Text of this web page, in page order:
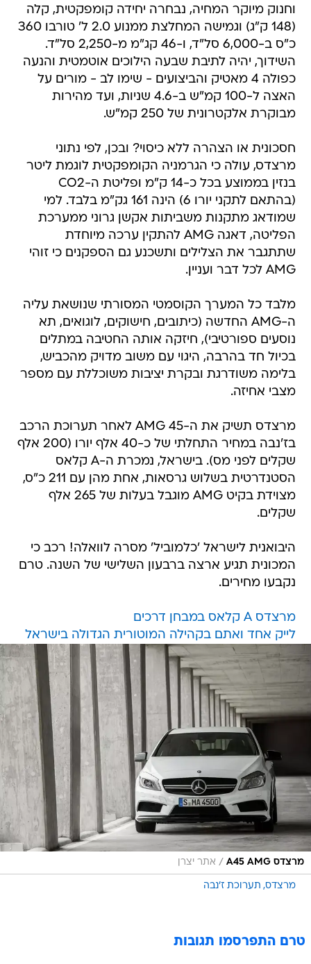
וחנוק מיוקר המחיה, נבחרה יחידה קומפקטית, קלה
(148 ק"ג) וגמישה המחלצת ממנוע 2.0 ל' טורבו 360
כ"ס ב-6,000 סל"ד, ו-46 קג"מ מ-2,250 סל"ד.
השידוך, יהיה לתיבת שבעה הילוכים אוטמטית והנעה
כפולה 4 מאטיק והביצועים - שימו לב - מורים על
האצה ל-100 קמ"ש ב-4.6 שניות, ועד מהירות
מבוקרת אלקטרונית של 250 קמ"ש.
חסכונית או הצהרה ללא כיסוי? ובכן, לפי נתוני
מרצדס, עולה כי הגרמניה הקומפקטית לוגמת ליטר
בנזין בממוצע בכל כ-14 ק"מ ופליטת ה-CO2
(בהתאם לתקני יורו 6) הינה 161 גק"מ בלבד. למי
שמודאג מתקנות משביתות אקשן גרוני ממערכת
הפליטה, דאגה AMG להתקין ערכה מיוחדת
שתתגבר את הצלילים ותשכנע גם הספקנים כי זוהי
AMG לכל דבר ועניין.
מלבד כל המערך הקוסמטי המסורתי שנושאת עליה
ה-AMG החדשה (כיתובים, חישוקים, לוגואים, תא
נוסעים ספורטיבי), חיזקה אותה החטיבה במתלים
בכיול חד בהרבה, היגוי עם משוב מדויק מהכביש,
בלימה משודרגת ובקרת יציבות משוכללת עם מספר
מצבי אחיזה.
מרצדס תשיק את ה-AMG 45 לאחר תערוכת הרכב
בז'נבה במחיר התחלתי של כ-40 אלף יורו (200 אלף
שקלים לפני מס). בישראל, נמכרת ה-A קלאס
הסטנדרטית בשלוש גרסאות, אחת מהן עם 211 כ"ס,
מצוידת בקיט AMG מוגבל בעלות של 265 אלף
שקלים.
היבואנית לישראל 'כלמוביל' מסרה לוואלה! רכב כי
המכונית תגיע ארצה ברבעון השלישי של השנה. טרם
נקבעו מחירים.
מרצדס A קלאס במבחן דרכים
לייק אחד ואתם בקהילה המוטורית הגדולה בישראל
מרצדס A45 AMG / אתר יצרן
מרצדס תערוכת ז'נבה
טרם התפרסמו תגובות